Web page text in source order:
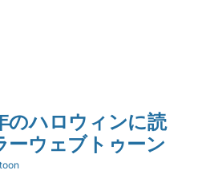
のハロウィンに読
ーウェブトゥーン